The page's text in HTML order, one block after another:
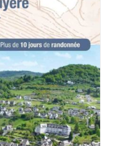
/ DÉTAILS